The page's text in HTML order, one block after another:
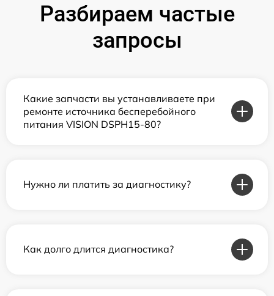
Разбираем частые
запросы
Какие запчасти вы устанавливаете при
ремонте источника бесперебойного
питания VISION DSPH15-80?
Нужно ли платить за диагностику?
Как долго длится диагностика?